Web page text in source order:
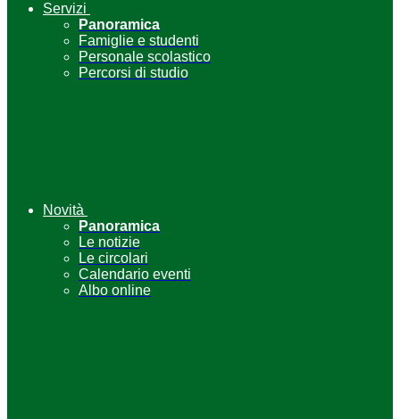
Servizi
Panoramica
Famiglie e studenti
Personale scolastico
Percorsi di studio
Novità
Panoramica
Le notizie
Le circolari
Calendario eventi
Albo online